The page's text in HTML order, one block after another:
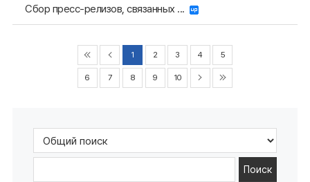
Сбор пресс-релизов, связанных ...
1 2 3 4 5
6 7 8 9 10
Поиск